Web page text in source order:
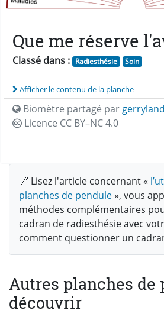
Que me réserve
Classé dans : Radiesthésie Soin
Afficher le contenu de la planche
Biomètre partagé par gerryland
Licence CC BY–NC 4.0
🔗 Lisez l'article concernant «
planches de pendule», vous
méthodes complémentaires
cadran de radiesthésie avec
comment questionner un
Autres planches de
découvrir